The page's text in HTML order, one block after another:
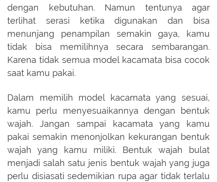
dengan kebutuhan. Namun tentunya agar
terlihat serasi ketika digunakan dan bisa
menunjang penampilan semakin gaya, kamu
tidak bisa memilihnya secara sembarangan.
Karena tidak semua model kacamata bisa cocok
saat kamu pakai.
Dalam memilih model kacamata yang sesuai,
kamu perlu menyesuaikannya dengan bentuk
wajah. Jangan sampai kacamata yang kamu
pakai semakin menonjolkan kekurangan bentuk
wajah yang kamu miliki. Bentuk wajah bulat
menjadi salah satu jenis bentuk wajah yang juga
perlu disiasati sedemikian rupa agar tidak terlalu